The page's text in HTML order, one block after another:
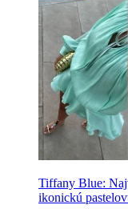
Tiffany Blue:
ikonickú